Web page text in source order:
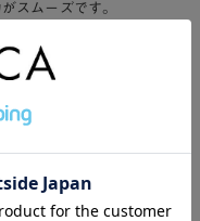
スムーズです。